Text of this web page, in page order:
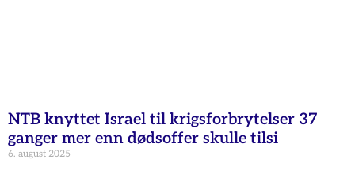
NTB knyttet Israel til krigsforbrytelser 37
ganger mer enn dødsoffer skulle tilsi
6. august 2025